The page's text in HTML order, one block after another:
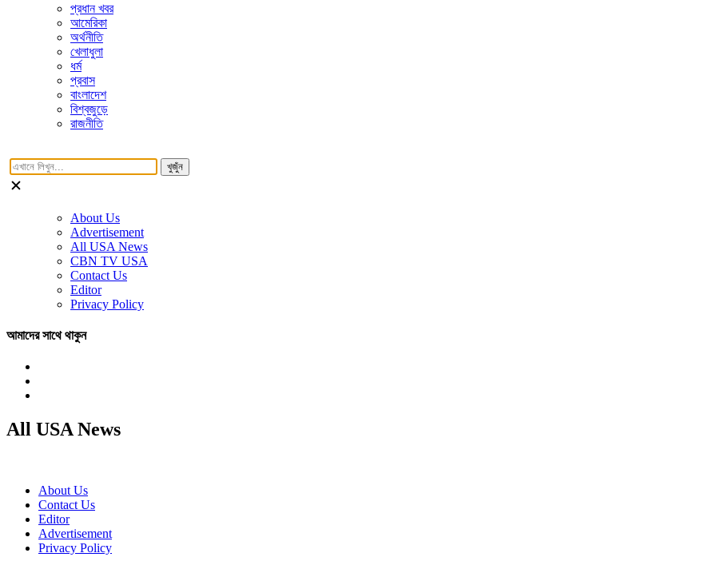
প্রধান খবর
আমেরিকা
অর্থনীতি
খেলাধুলা
ধর্ম
প্রবাস
বাংলাদেশ
বিশ্বজুড়ে
রাজনীতি
খুজুঁন
About Us
Advertisement
All USA News
CBN TV USA
Contact Us
Editor
Privacy Policy
আমাদের সাথে থাকুন
All USA News
About Us
Contact Us
Editor
Advertisement
Privacy Policy